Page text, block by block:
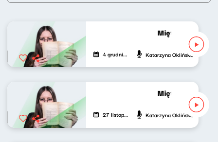
Mięta do
4 grudnia 2021 Katarzyna Oklińska
Mięta do
27 listopada 2021 Katarzyna Oklińska